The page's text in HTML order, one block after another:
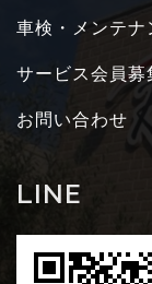
車検・メンテナ
サービス会員募
お問い合わせ
LINE